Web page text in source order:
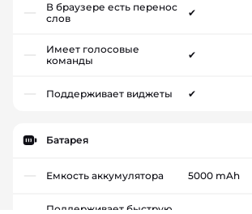
В браузере есть перенос
слов
✔
Имеет голосовые
команды
✔
Поддерживает виджеты ✔
Батарея
Емкость аккумулятора 5000 mAh
Поддерживает быструю